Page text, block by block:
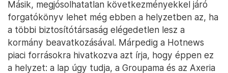
Másik, megjósolhatatlan következményekkel járó
forgatókönyv lehet még ebben a helyzetben az, ha
a többi biztosítótársaság elégedetlen lesz a
kormány beavatkozásával. Márpedig a Hotnews
piaci forrásokra hivatkozva azt írja, hogy éppen ez
a helyzet: a lap úgy tudja, a Groupama és az Axeria